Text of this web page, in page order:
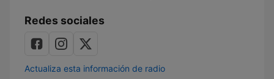
Redes sociales
Actualiza esta información de radio